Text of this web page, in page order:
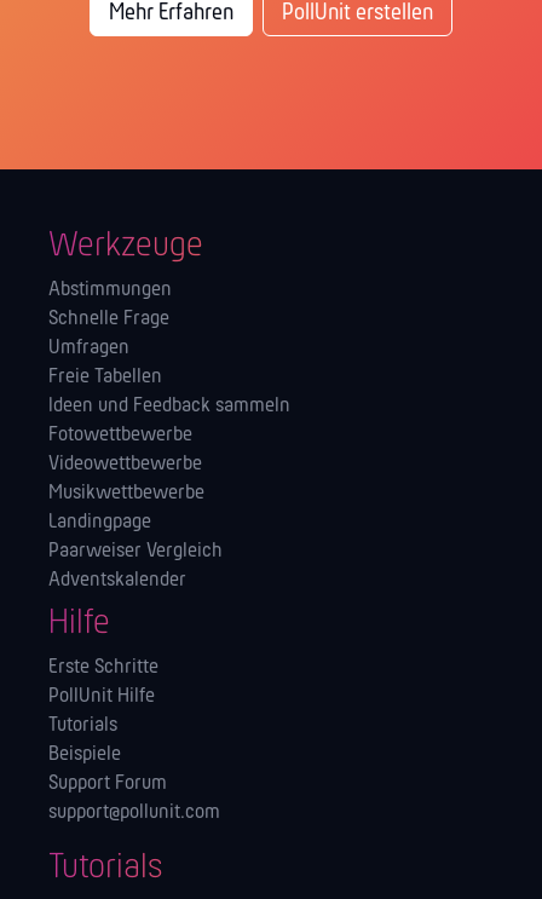
Mehr Erfahren PollUnit erstellen
Werkzeuge
Abstimmungen
Schnelle Frage
Umfragen
Freie Tabellen
Ideen und Feedback sammeln
Fotowettbewerbe
Videowettbewerbe
Musikwettbewerbe
Landingpage
Paarweiser Vergleich
Adventskalender
Hilfe
Erste Schritte
PollUnit Hilfe
Tutorials
Beispiele
Support Forum
support@pollunit.com
Tutorials